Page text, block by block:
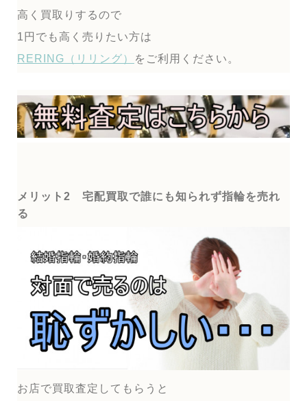
高く買取りするので
1円でも高く売りたい方は
RERING（リリング）
をご利用ください。
メリット2 宅配買取で誰にも知られず指輪を売れ
る
お店で買取査定してもらうと